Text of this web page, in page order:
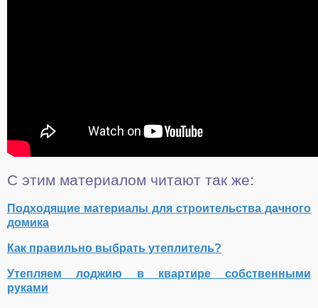
С этим материалом читают так же:
Подходящие материалы для строительства дачного
домика
Как правильно выбрать утеплитель?
Утепляем лоджию в квартире собственными
руками